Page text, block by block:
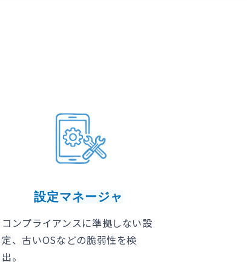
設定マネージャ
コンプライアンスに準拠しない設
定、古いOSなどの脆弱性を検
出。